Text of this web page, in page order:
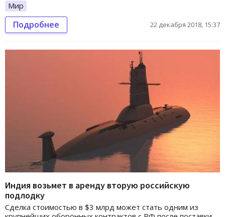
Мир
Подробнее 22 декабря 2018, 15:37
Индия возьмет в аренду вторую российскую
подлодку
Сделка стоимостью в $3 млрд может стать одним из